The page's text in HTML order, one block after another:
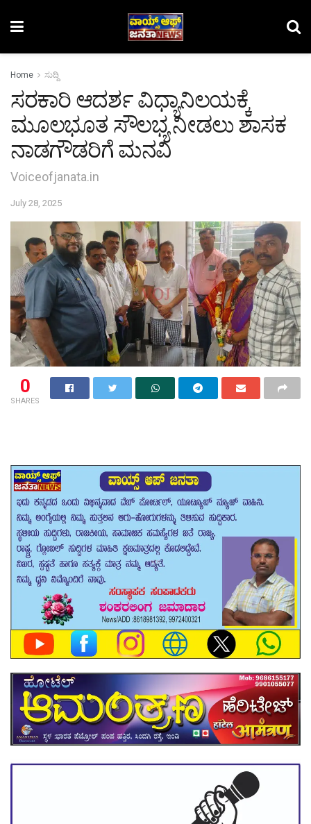
Home ಸುದ್ದಿ
ಸರಕಾರಿ ಆದರ್ಶ ವಿಧ್ಯಾನಿಲಯಕ್ಕೆ
ಮೂಲಭೂತ ಸೌಲಭ್ಯ ನೀಡಲು ಶಾಸಕ
ನಾಡಗೌಡರಿಗೆ ಮನವಿ
Voiceofjanata.in
July 28, 2025
0
SHARES